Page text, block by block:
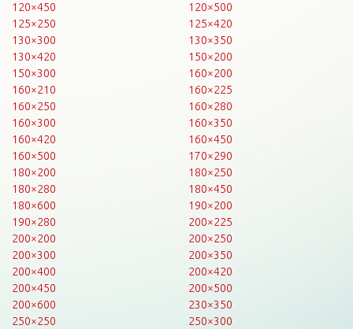
120×450
120×500
125×250
125×420
130×300
130×350
130×420
150×200
150×300
160×200
160×210
160×225
160×250
160×280
160×300
160×350
160×420
160×450
160×500
170×290
180×200
180×250
180×280
180×450
180×600
190×200
190×280
200×225
200×200
200×250
200×300
200×350
200×400
200×420
200×450
200×500
200×600
230×350
250×250
250×300